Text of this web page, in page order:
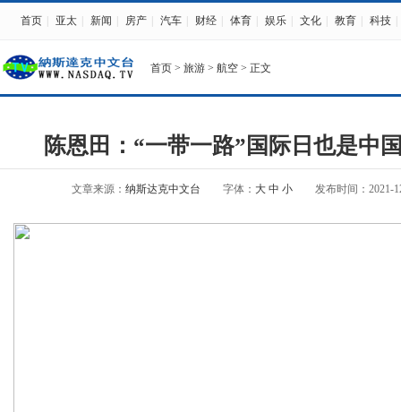
首页 亚太 新闻 房产 汽车 财经 体育 娱乐 文化 教育 科技
首页 > 旅游 > 航空 > 正文
陈恩田：“一带一路”国际日也是中
文章来源： 纳斯达克中文台 字体： 大 中 小 发布时间：2021-